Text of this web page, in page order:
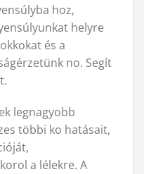
hoz,
helyre
és a
no. Segít
legnagyobb
többi ko hatásait,
a lélekre. A